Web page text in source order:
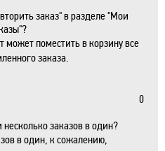
заказ" в разделе "Мои
поместить в корзину все
заказа.
0
заказов в один?
в один, к сожалению,